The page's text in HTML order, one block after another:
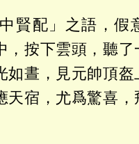
賢配」之語，假
按下雲頭，聽了
如晝，見元帥頂
宿，尤爲驚喜，